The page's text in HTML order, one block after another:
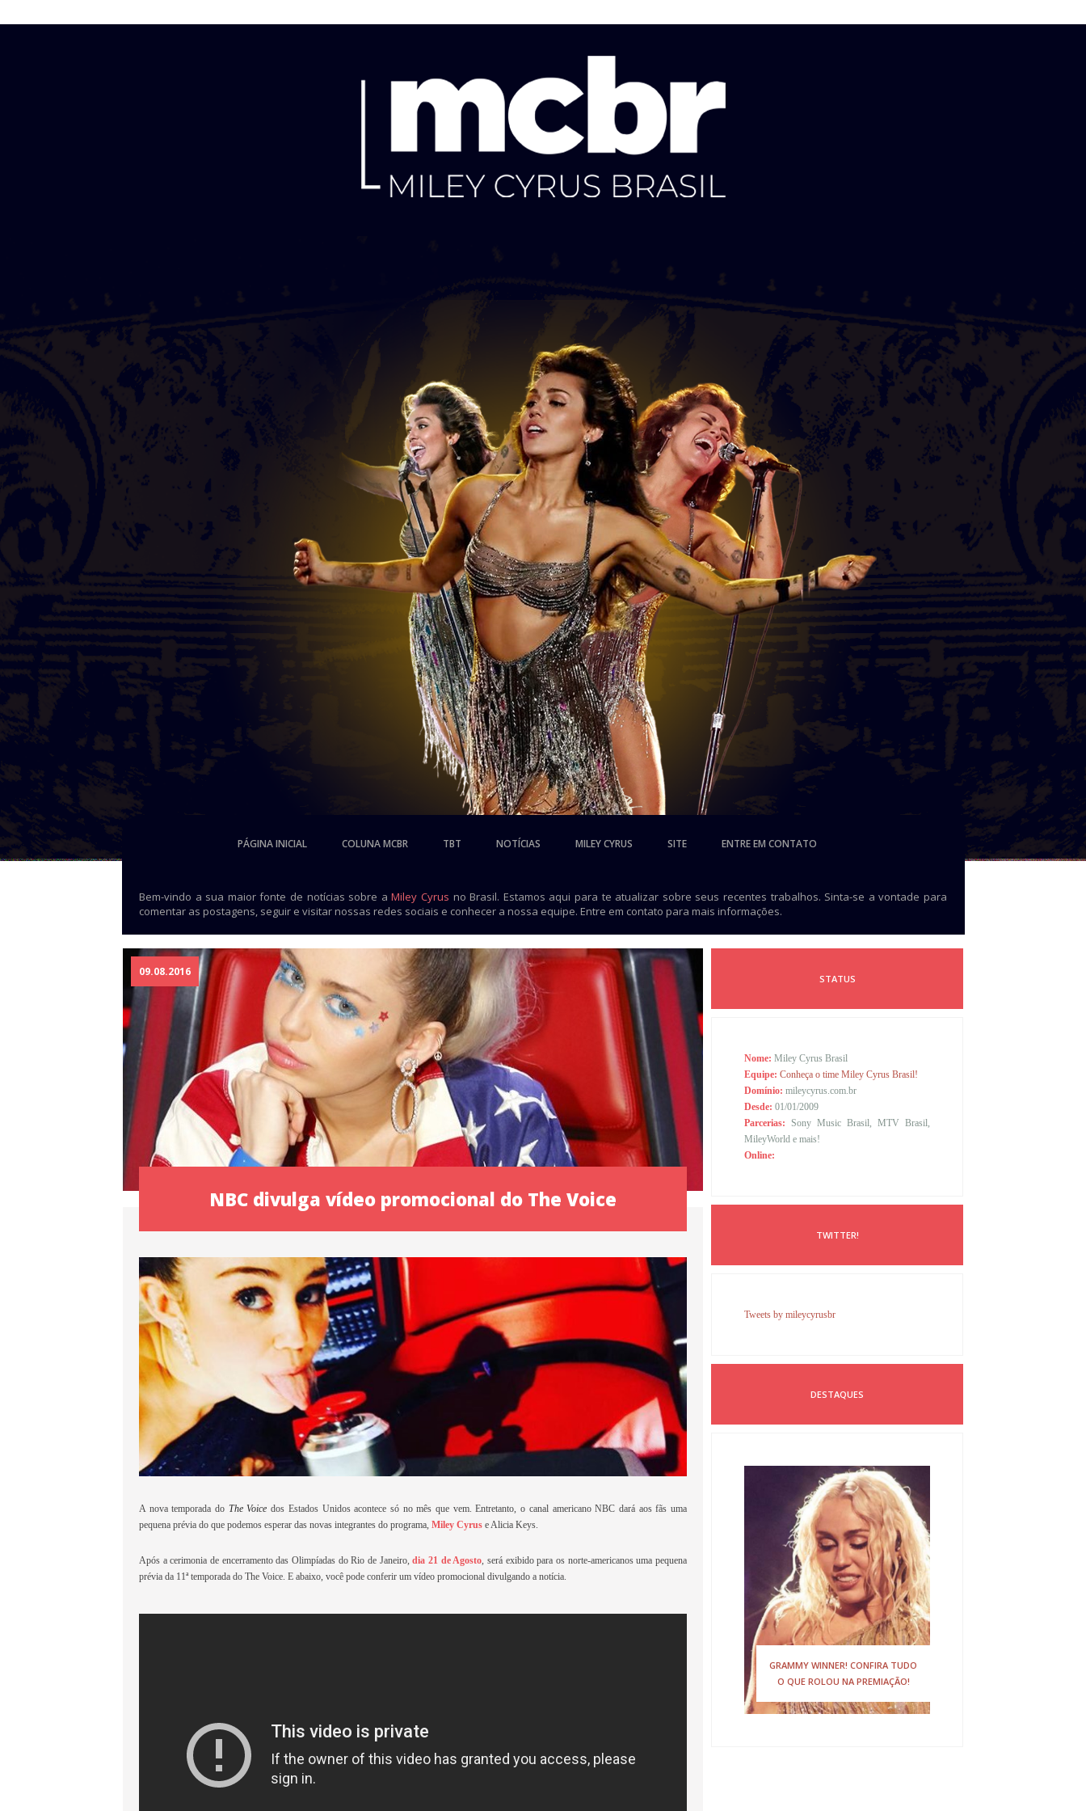
PÁGINA INICIAL COLUNA MCBR TBT NOTÍCIAS MILEY CYRUS SITE ENTRE EM CONTATO
Bem-vindo a sua maior fonte de notícias sobre aMiley Cyrus no Brasil. Estamos aqui para te atualizar sobre seus recentes trabalhos. Sinta-se a vontade para
comentar as postagens, seguir e visitar nossas redes sociais e conhecer a nossa equipe. Entre em contato para mais informações.
09.08.2016
NBC divulga vídeo promocional do The Voice
A nova temporada do The Voice dos Estados Unidos acontece só no mês que vem. Entretanto, o canal americano NBC dará aos fãs uma
pequena prévia do que podemos esperar das novas integrantes do programa, Miley Cyrus e Alicia Keys.
Após a cerimonia de encerramento das Olimpíadas do Rio de Janeiro,dia 21 de Agosto, será exibido para os norte-americanos uma pequena
prévia da 11ª temporada do The Voice. E abaixo, você pode conferir um vídeo promocional divulgando a notícia.
STATUS
Nome: Miley Cyrus Brasil
Equipe: Conheça o time Miley Cyrus Brasil!
Domínio: mileycyrus.com.br
Desde: 01/01/2009
Parcerias: Sony Music Brasil, MTV Brasil,
MileyWorld e mais!
Online:
TWITTER!
Tweets by mileycyrusbr
DESTAQUES
GRAMMY WINNER! CONFIRA TUDO
O QUE ROLOU NA PREMIAÇÃO!